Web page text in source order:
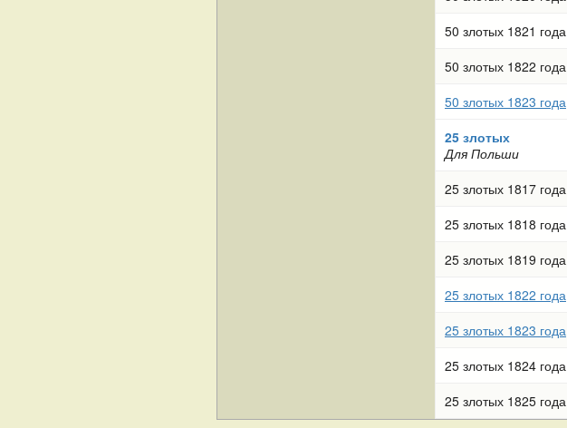
50 злотых 1821 года
50 злотых 1822 года
50 злотых 1823 года
25 злотых
Для Польши
25 злотых 1817 года
25 злотых 1818 года
25 злотых 1819 года
25 злотых 1822 года
25 злотых 1823 года
25 злотых 1824 года
25 злотых 1825 года